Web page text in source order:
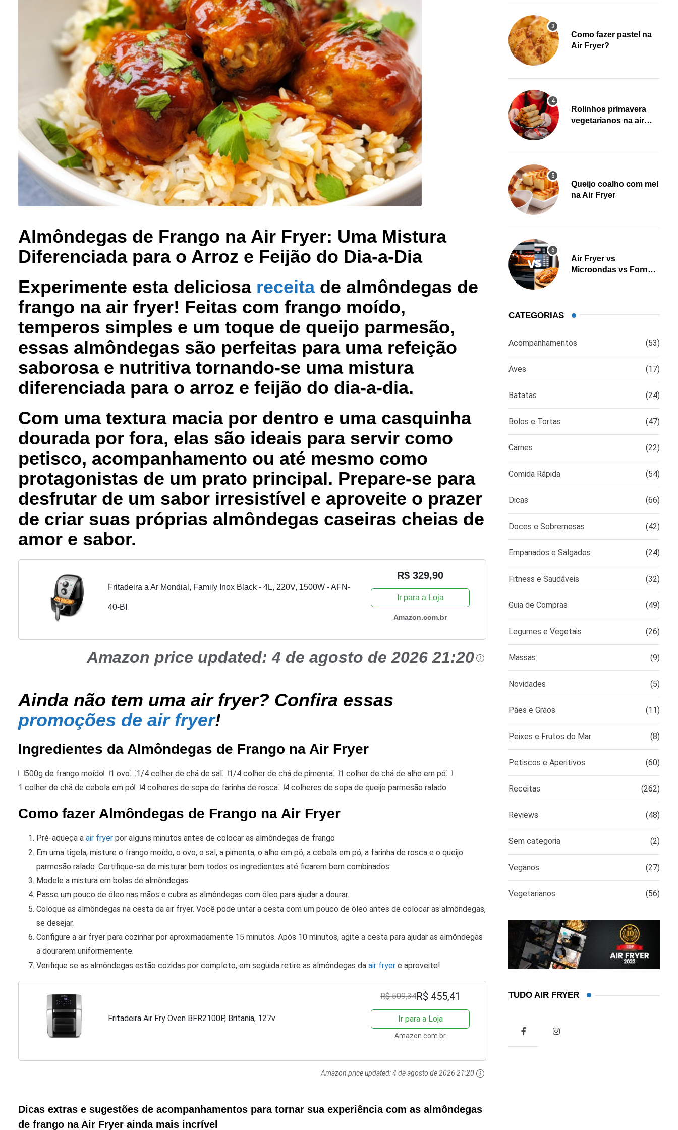
Almôndegas de Frango na Air Fryer: Uma Mistura
Diferenciada para o Arroz e Feijão do Dia-a-Dia
Experimente esta deliciosa receitade almôndegas de
frango na air fryer! Feitas com frango moído,
temperos simples e um toque de queijo parmesão,
essas almôndegas são perfeitas para uma refeição
saborosa e nutritiva tornando-se uma mistura
diferenciada para o arroz e feijão do dia-a-dia.
Com uma textura macia por dentro e uma casquinha
dourada por fora, elas são ideais para servir como
petisco, acompanhamento ou até mesmo como
protagonistas de um prato principal. Prepare-se para
desfrutar de um sabor irresistível e aproveite o prazer
de criar suas próprias almôndegas caseiras cheias de
amor e sabor.
Fritadeira a Ar Mondial, Family Inox Black - 4L, 220V, 1500W - AFN-
40-BI
R$ 329,90
Ir para a Loja
Amazon.com.br
Amazon price updated:4 de agosto de 2026 21:20
Ainda não tem uma air fryer? Confira essas
promoções de air fryer!
Ingredientes da Almôndegas de Frango na Air Fryer
500g de frango moído 1 ovo 1/4 colher de chá de sal 1/4 colher de chá de pimenta
1 colher de chá de alho em pó
1 colher de chá de cebola em pó
4 colheres de sopa de farinha de rosca 4 colheres de sopa de queijo parmesão ralado
Como fazer Almôndegas de Frango na Air Fryer
Pré-aqueça a air fryer por alguns minutos antes de colocar as almôndegas de frango
Em uma tigela, misture o frango moído, o ovo, o sal, a pimenta, o alho em pó, a cebola em pó, a farinha de rosca e o queijo
parmesão ralado. Certifique-se de misturar bem todos os ingredientes até ficarem bem combinados.
Modele a mistura em bolas de almôndegas.
Passe um pouco de óleo nas mãos e cubra as almôndegas com óleo para ajudar a dourar.
Coloque as almôndegas na cesta da air fryer. Você pode untar a cesta com um pouco de óleo antes de colocar as almôndegas,
se desejar.
Configure a air fryer para cozinhar por aproximadamente 15 minutos. Após 10 minutos, agite a cesta para ajudar as almôndegas
a dourarem uniformemente.
Verifique se as almôndegas estão cozidas por completo, em seguida retire as almôndegas da air fryer e aproveite!
Fritadeira Air Fry Oven BFR2100P, Britania, 127v
R$ 509,34R$ 455,41
Ir para a Loja
Amazon.com.br
Amazon price updated:4 de agosto de 2026 21:20
Dicas extras e sugestões de acompanhamentos para tornar sua experiência com as almôndegas
de frango na Air Fryer ainda mais incrível
Como fazer pastel na
Air Fryer?
Rolinhos primavera
vegetarianos na air
Queijo coalho com mel
na Air Fryer
Air Fryer vs
Microondas vs Forno:
CATEGORIAS
Acompanhamentos (53)
Aves (17)
Batatas (24)
Bolos e Tortas (47)
Carnes (22)
Comida Rápida (54)
Dicas (66)
Doces e Sobremesas (42)
Empanados e Salgados (24)
Fitness e Saudáveis (32)
Guia de Compras (49)
Legumes e Vegetais (26)
Massas (9)
Novidades (5)
Pães e Grãos (11)
Peixes e Frutos do Mar (8)
Petiscos e Aperitivos (60)
Receitas (262)
Reviews (48)
Sem categoria (2)
Veganos (27)
Vegetarianos (56)
TUDO AIR FRYER